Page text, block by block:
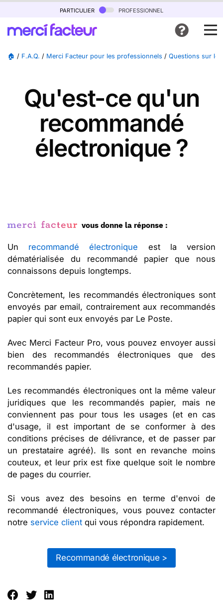
particulier professionnel
🏠 / F.A.Q. / Merci Facteur pour les professionnels / Questions sur
Qu'est-ce qu'un
recommandé
électronique ?
vous donne la réponse :
Un recommandé électronique est la version
dématérialisée du recommandé papier que nous
connaissons depuis longtemps.
Concrètement, les recommandés électroniques sont
envoyés par email, contrairement aux recommandés
papier qui sont eux envoyés par Le Poste.
Avec Merci Facteur Pro, vous pouvez envoyer aussi
bien des recommandés électroniques que des
recommandés papier.
Les recommandés électroniques ont la même valeur
juridiques que les recommandés papier, mais ne
conviennent pas pour tous les usages (et en cas
d'usage, il est important de se conformer à des
conditions précises de délivrance, et de passer par
un prestataire agréé). Ils sont en revanche moins
couteux, et leur prix est fixe quelque soit le nombre
de pages du courrier.
Si vous avez des besoins en terme d'envoi de
recommandé électroniques, vous pouvez contacter
notre service client qui vous répondra rapidement.
Recommandé électronique >